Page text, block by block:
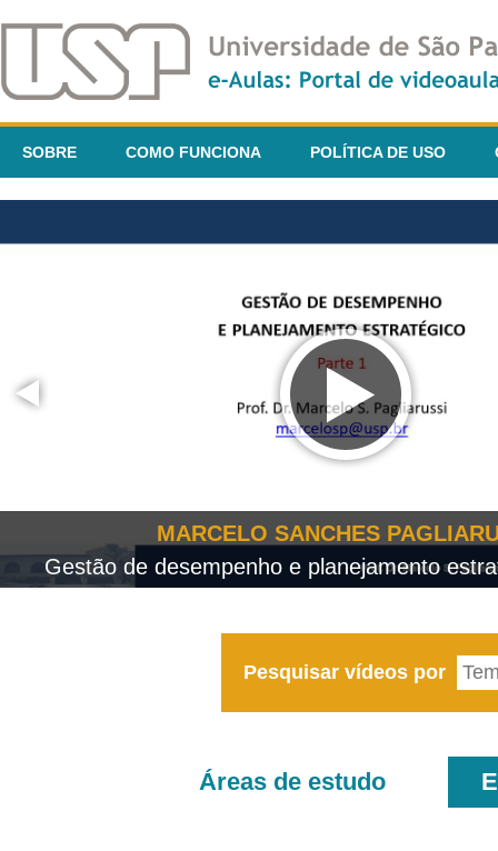
SOBRE COMO FUNCIONA POLÍTICA DE USO
MARCELO SANCHES
Gestão de desempenho e planejamento
Pesquisar vídeos por
Áreas de estudo